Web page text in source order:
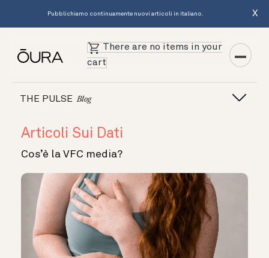
Pubblichiamo continuamente nuovi articoli in italiano. X
There are no items in your
cart
THE PULSE Blog
Articoli Sui Dati
Cos’è la VFC media?